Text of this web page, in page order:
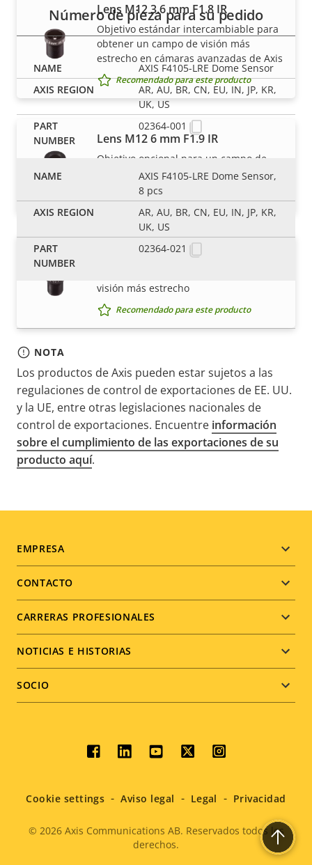
Lens M12 3.6 mm F1.8 IR
Objetivo estándar intercambiable para
obtener un campo de visión más
estrecho en cámaras avanzadas de Axis
Recomendado para este producto
Lens M12 6 mm F1.9 IR
Objetivo opcional para un campo de
visión más estrecho
Recomendado para este producto
Lens M12 8 mm F1.8 IR
visión más estrecho
Recomendado para este producto
Número de pieza para su pedido
AXIS F4105-LRE Dome Sensor
AR, AU, BR, CN, EU, IN, JP, KR,
UK, US
02364-001
AXIS F4105-LRE Dome Sensor,
8 pcs
AR, AU, BR, CN, EU, IN, JP, KR,
UK, US
02364-021
NOTA
Los productos de Axis pueden estar sujetos a las
regulaciones de control de exportaciones de EE. UU.
y la UE, entre otras legislaciones nacionales de
control de exportaciones. Encuentre información
sobre el cumplimiento de las exportaciones de su
producto aquí.
Footer
menu
EMPRESA
CONTACTO
CARRERAS PROFESIONALES
NOTICIAS E HISTORIAS
SOCIO
Social
menu
© 2026Axis Communications AB. Reservados todos los
derechos.
Cookie settings Aviso legal Legal Privacidad